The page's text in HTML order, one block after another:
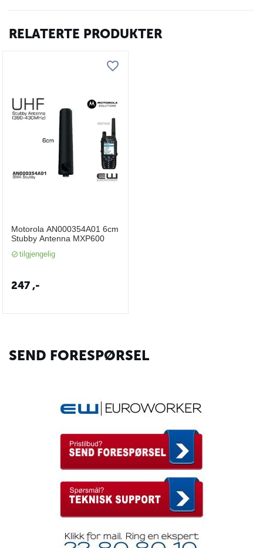
RELATERTE PRODUKTER
Motorola AN000354A01 6cm
Stubby Antenna MXP600
tilgjengelig
247,-
SEND FORESPØRSEL